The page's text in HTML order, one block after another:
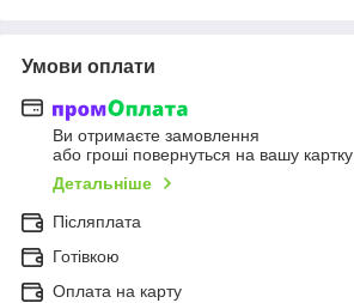
Умови оплати
Ви отримаєте замовлення
або гроші повернуться на вашу картку
Детальніше
Післяплата
Готівкою
Оплата на карту